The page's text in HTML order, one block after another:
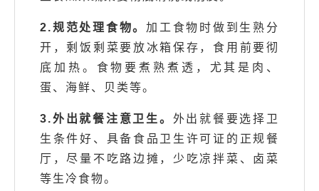
2.规范处理食物。加工食物时做到生熟分
开，剩饭剩菜要放冰箱保存，食用前要彻
底加热。食物要煮熟煮透，尤其是肉、
蛋、海鲜、贝类等。
3.外出就餐注意卫生。 外出就餐要选择卫
生条件好、具备食品卫生许可证的正规餐
厅，尽量不吃路边摊，少吃凉拌菜、卤菜
等生冷食物。